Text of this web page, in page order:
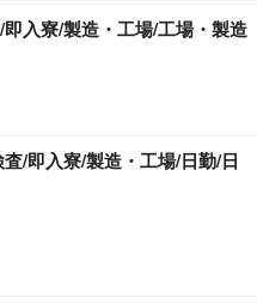
入寮/製造・工場/工場・製造
/即入寮/製造・工場/日勤/日